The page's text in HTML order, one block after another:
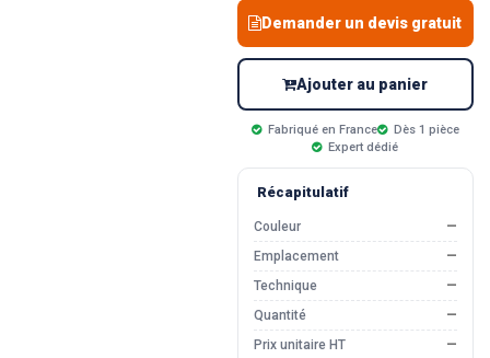
Demander un devis gratuit
Ajouter au panier
Fabriqué en France
Dès 1 pièce
Expert dédié
Récapitulatif
Couleur
—
Emplacement
—
Technique
—
Quantité
—
Prix unitaire HT
—